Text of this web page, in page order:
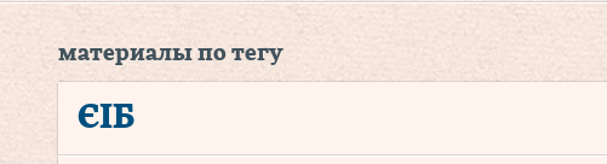
материалы по тегу
ЄІБ